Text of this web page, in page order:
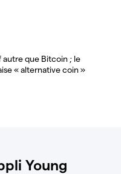
que Bitcoin ; le
« alternative coin »
Young